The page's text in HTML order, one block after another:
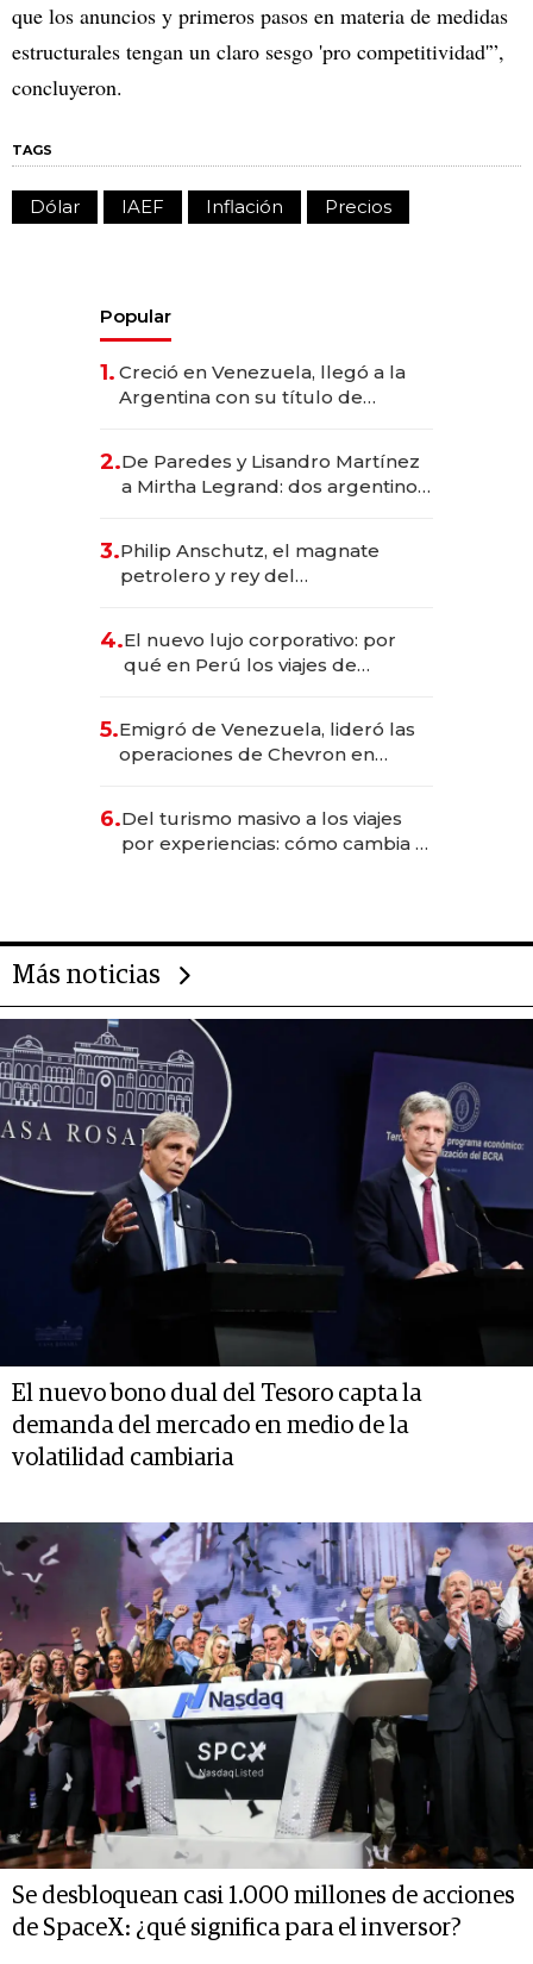
que los anuncios y primeros pasos en materia de medidas
estructurales tengan un claro sesgo 'pro competitividad'”,
concluyeron.
TAGS
Dólar IAEF Inflación Precios
Popular
1. Creció en Venezuela, llegó a la
Argentina con su título de
las marcas "fast premium"
2.De Paredes y Lisandro Martínez
a Mirtha Legrand: dos argentinos
3.Philip Anschutz, el magnate
petrolero y rey del
Fénix
4.El nuevo lujo corporativo: por
qué en Perú los viajes de
transformadoras
5.Emigró de Venezuela, lideró las
operaciones de Chevron en
6.Del turismo masivo a los viajes
por experiencias: cómo cambia el
Más noticias
El nuevo bono dual del Tesoro capta la
demanda del mercado en medio de la
volatilidad cambiaria
Se desbloquean casi 1.000 millones de acciones
de SpaceX: ¿qué significa para el inversor?